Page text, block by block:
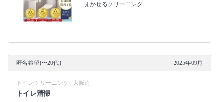
まかせるクリーニング
匿名希望(〜20代) 2025年09月
トイレクリーニング | 大阪府
トイレ清掃